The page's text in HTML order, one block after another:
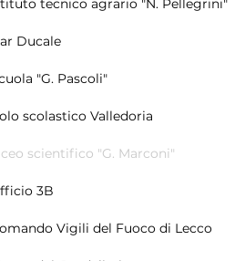
tecnico agrario "N. Pellegrini"
Ducale
"G. Pascoli"
scolastico Valledoria
scientifico "G. Marconi"
3B
Vigili del Fuoco di Lecco